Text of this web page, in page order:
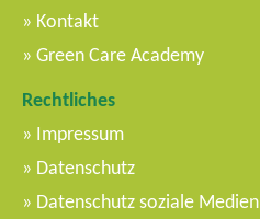
Kontakt
Green Care Academy
Rechtliches
Impressum
Datenschutz
Datenschutz soziale Medien